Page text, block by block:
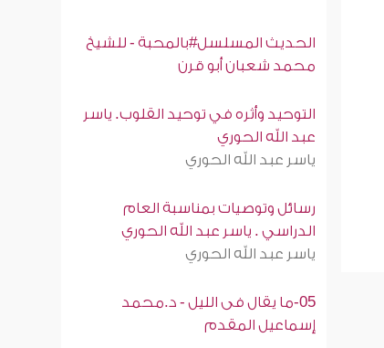
الحديث المسلسل#بالمحبة - للشيخ
محمد شعبان أبو قرن
التوحيد وأثره في توحيد القلوب. ياسر
عبد الله الحوري
ياسر عبد الله الحوري
رسائل وتوصيات بمناسبة العام
الدراسي . ياسر عبد الله الحوري
ياسر عبد الله الحوري
05-ما يقال فى الليل - د.محمد
إسماعيل المقدم